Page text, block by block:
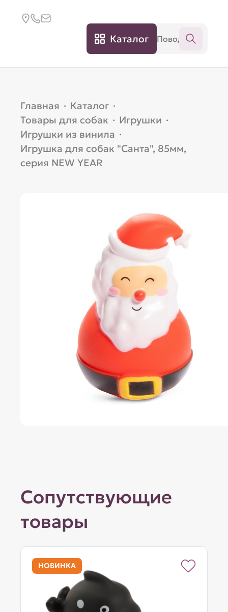
Каталог
Главная · Каталог ·
Товары для собак · Игрушки ·
Игрушки из винила ·
Игрушка для собак "Санта", 85мм,
серия NEW YEAR
Сопутствующие
товары
НОВИНКА